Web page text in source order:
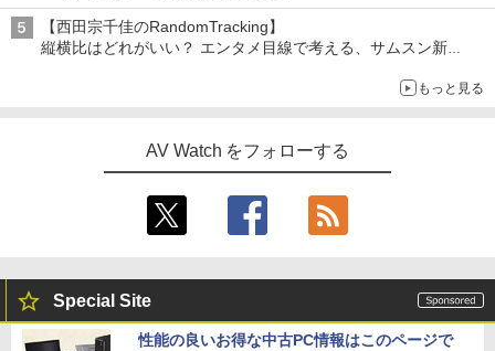
【西田宗千佳のRandomTracking】
縦横比はどれがいい？ エンタメ目線で考える、サムスン新
もっと見る
AV Watch をフォローする
Special Site
性能の良いお得な中古PC情報はこのページで